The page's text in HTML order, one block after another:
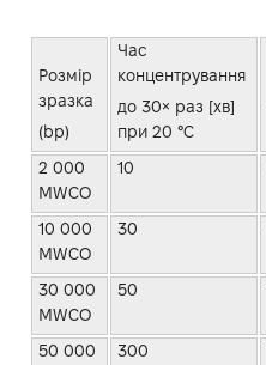
Розмір
зразка
(bp)
Час
концентрування
до 30× раз [хв]
при 20 °C
2 000
MWCO
10
10 000
MWCO
30
30 000
MWCO
50
50 000
300